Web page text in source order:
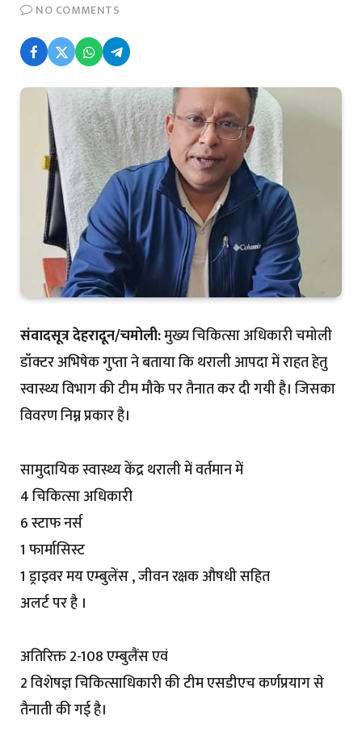
NO COMMENTS
संवादसूत्र देहरादून/चमोली:मुख्य चिकित्सा अधिकारी चमोली
डॉक्टर अभिषेक गुप्ता ने बताया कि थराली आपदा में राहत हेतु
स्वास्थ्य विभाग की टीम मौके पर तैनात कर दी गयी है। जिसका
विवरण निम्न प्रकार है।
सामुदायिक स्वास्थ्य केंद्र थराली में वर्तमान में
4 चिकित्सा अधिकारी
6 स्टाफ नर्स
1 फार्मासिस्ट
1 ड्राइवर मय एम्बुलेंस , जीवन रक्षक औषधी सहित
अलर्ट पर है ।
अतिरिक्त 2-108 एम्बुलैंस एवं
2 विशेषज्ञ चिकित्साधिकारी की टीम एसडीएच कर्णप्रयाग से
तैनाती की गई है।